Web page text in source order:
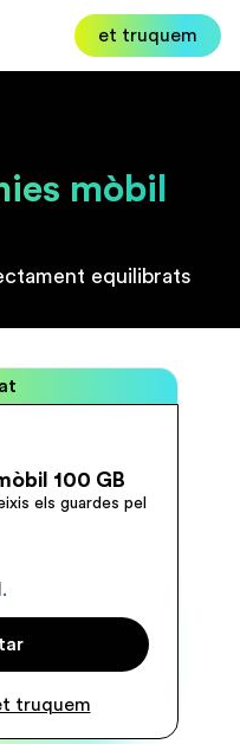
et truquem
mòbil
equilibrats
100 GB
els guardes pel
truquem